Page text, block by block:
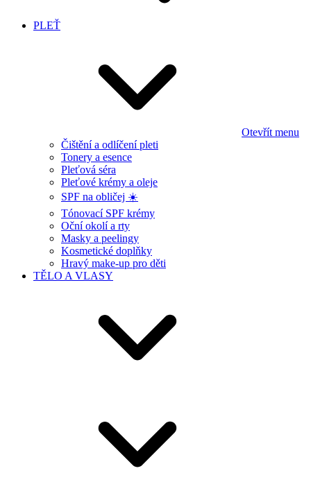
PLEŤ
Otevřít menu
Čištění a odlíčení pleti
Tonery a esence
Pleťová séra
Pleťové krémy a oleje
SPF na obličej ☀️
Tónovací SPF krémy
Oční okolí a rty
Masky a peelingy
Kosmetické doplňky
Hravý make-up pro děti
TĚLO A VLASY